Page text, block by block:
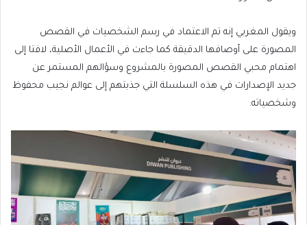
ويقول المغربي إنه تم الاعتماد في رسم الشخصيات في القصص
المصورة على أوصافها الدقيقة كما جاءت في الأعمال الأصلية، لافتا إلى
اهتمام محبي القصص المصورة بالمشروع وسؤالهم المستمر عن
جديد الإصدارات في هذه السلسلة التي جذبتهم إلى عوالم نجيب محفوظ
وشخصياته.